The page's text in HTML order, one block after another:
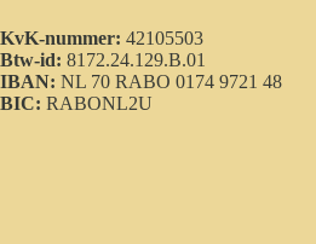
KvK-nummer: 42105503
Btw-id: 8172.24.129.B.01
IBAN: NL 70 RABO 0174 9721 48
BIC: RABONL2U